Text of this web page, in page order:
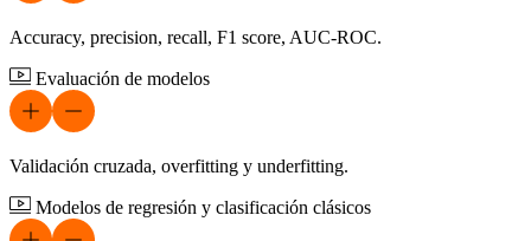
Accuracy, precision, recall, F1 score, AUC-ROC.
Evaluación de modelos
Validación cruzada, overfitting y underfitting.
Modelos de regresión y clasificación clásicos